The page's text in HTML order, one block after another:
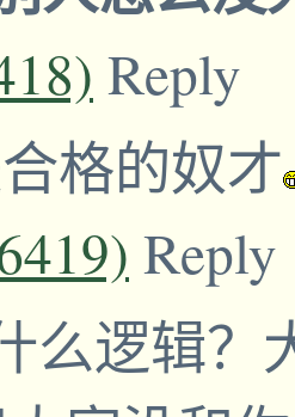
Reply
格的奴才
Reply
么逻辑？